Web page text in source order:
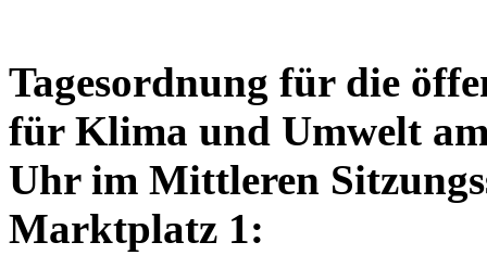
Tagesordnung für die
für Klima und Umwelt
Uhr im Mittleren
Marktplatz 1: